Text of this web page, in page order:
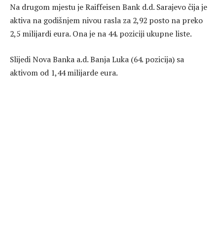
Na drugom mjestu je Raiffeisen Bank d.d. Sarajevo čija je
aktiva na godišnjem nivou rasla za 2,92 posto na preko
2,5 milijardi eura. Ona je na 44. poziciji ukupne liste.
Slijedi Nova Banka a.d. Banja Luka (64. pozicija) sa
aktivom od 1,44 milijarde eura.